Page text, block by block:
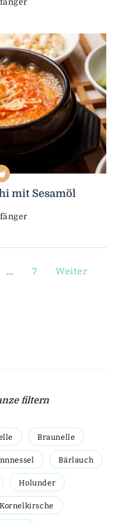
mit Sesamöl
… 7 Weiter
filtern
Braunelle
Bärlauch
Holunder
Kornelkirsche